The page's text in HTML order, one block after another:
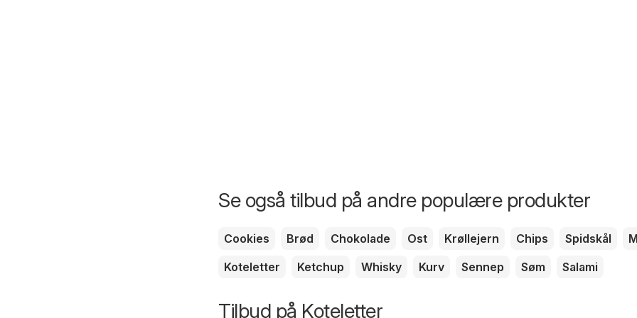
Se også tilbud på andre populære produkter
Cookies Brød Chokolade Ost Krøllejern Chips Spidskål
Koteletter
Ketchup Whisky Kurv Sennep Søm Salami
Tilbud på Koteletter